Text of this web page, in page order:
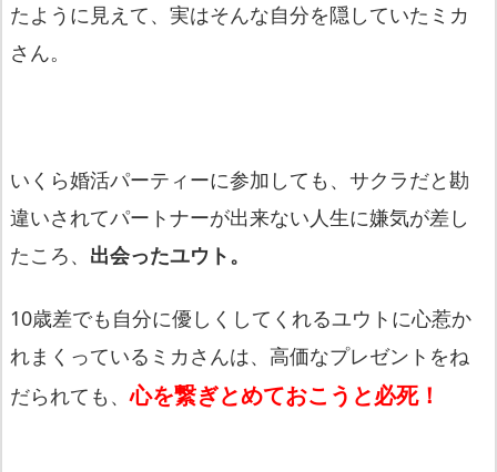
たように見えて、実はそんな自分を隠していたミカ
さん。
いくら婚活パーティーに参加しても、サクラだと勘
違いされてパートナーが出来ない人生に嫌気が差し
たころ、 出会ったユウト。
10歳差でも自分に優しくしてくれるユウトに心惹か
れまくっているミカさんは、高価なプレゼントをね
だられても、心を繋ぎとめておこうと必死！